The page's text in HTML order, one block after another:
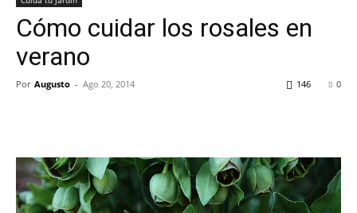
Cómo cuidar los rosales en
verano
Por Augusto - Ago 20, 2014 0
146